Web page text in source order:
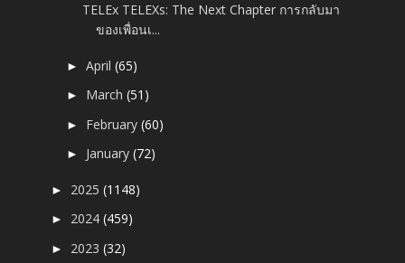
TELEx TELEXs: The Next Chapter การกลับมา
ของเพื่อนเ...
►April(65)
► March(51)
► February(60)
► January(72)
► 2025(1148)
► 2024(459)
► 2023(32)